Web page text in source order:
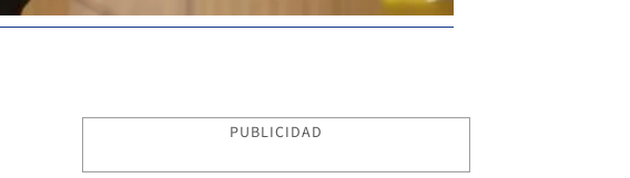
PUBLICIDAD